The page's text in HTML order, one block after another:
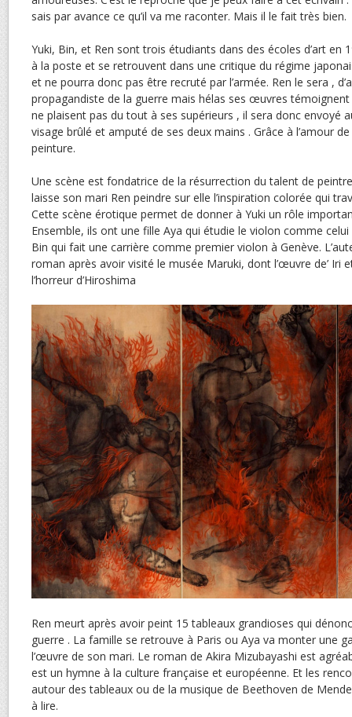
sais par avance ce qu’il va me raconter. Mais il le fait très bien.
Yuki, Bin, et Ren sont trois étudiants dans des écoles d’art en
à la poste et se retrouvent dans une critique du régime
et ne pourra donc pas être recruté par l’armée. Ren le sera ,
propagandiste de la guerre mais hélas ses œuvres témoignent
ne plaisent pas du tout à ses supérieurs , il sera donc envoyé
visage brûlé et amputé de ses deux mains . Grâce à l’amour
peinture.
Une scène est fondatrice de la résurrection du talent de
laisse son mari Ren peindre sur elle l’inspiration colorée qui
Cette scène érotique permet de donner à Yuki un rôle
Ensemble, ils ont une fille Aya qui étudie le violon comme celui
Bin qui fait une carrière comme premier violon à Genève.
roman après avoir visité le musée Maruki, dont l’œuvre de’ Iri
l’horreur d’Hiroshima
Ren meurt après avoir peint 15 tableaux grandioses qui
guerre . La famille se retrouve à Paris ou Aya va monter une
l’œuvre de son mari. Le roman de Akira Mizubayashi est
est un hymne à la culture française et européenne. Et les
autour des tableaux ou de la musique de Beethoven de
à lire.